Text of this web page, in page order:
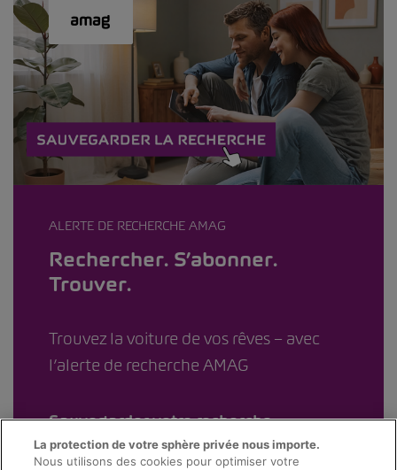
ALERTE DE RECHERCHE AMAG
Rechercher. S’abonner.
Trouver.
Trouvez la voiture de vos rêves – avec
l’alerte de recherche AMAG
Sauvegarder votre recherche
La protection de votre sphère privée nous importe.
Nous utilisons des cookies pour optimiser votre